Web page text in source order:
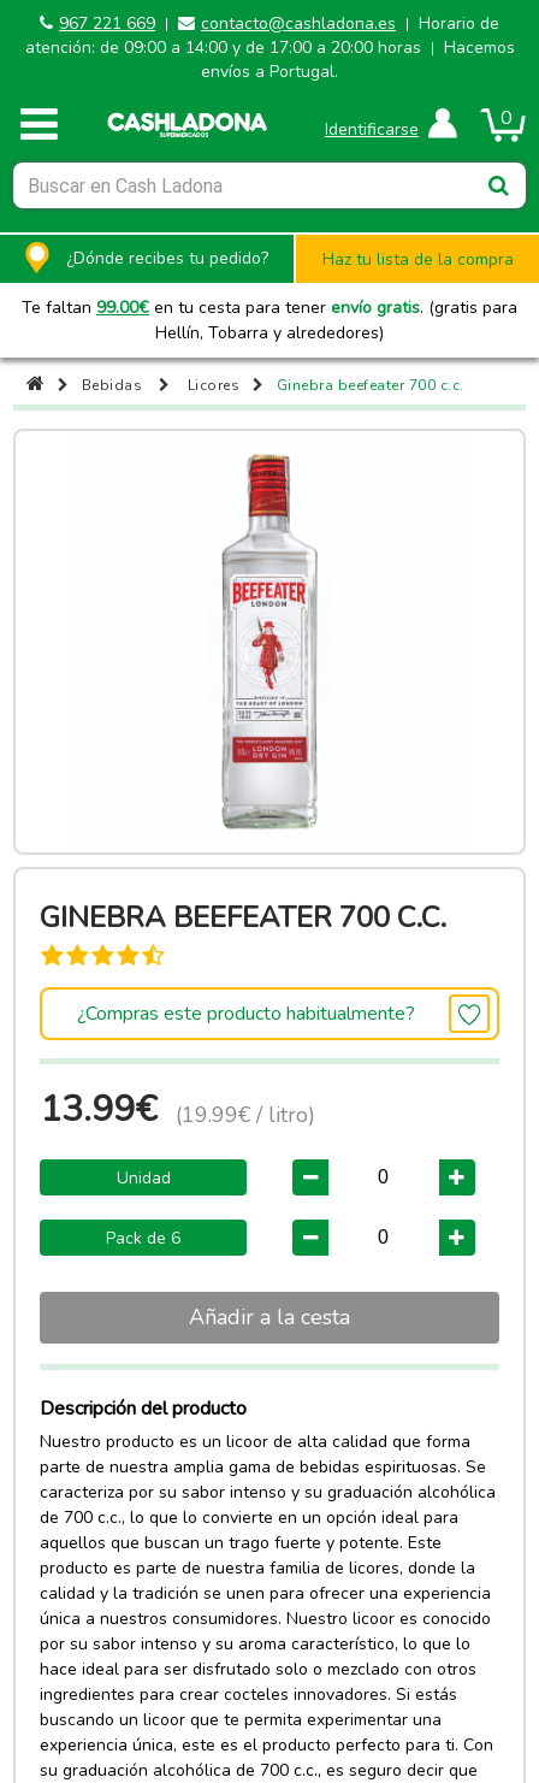
967 221 669 | contacto@cashladona.es | Horario de
atención: de 09:00 a 14:00 y de 17:00 a 20:00 horas
| Hacemos
envíos a Portugal.
0
Identificarse
¿Dónde recibes tu pedido? Haz tu lista de la compra
Te faltan 99.00€ en tu cesta para tener envío gratis. (gratis para
Hellín, Tobarra y alrededores)
Bebidas Licores Ginebra beefeater 700 c.c.
GINEBRA BEEFEATER 700 C.C.
¿Compras este producto habitualmente?
13.99€ (19.99€ / litro)
Unidad
Pack de 6
Añadir a la cesta
Descripción del producto
Nuestro producto es un licoor de alta calidad que forma
parte de nuestra amplia gama de bebidas espirituosas. Se
caracteriza por su sabor intenso y su graduación alcohólica
de 700 c.c., lo que lo convierte en un opción ideal para
aquellos que buscan un trago fuerte y potente. Este
producto es parte de nuestra familia de licores, donde la
calidad y la tradición se unen para ofrecer una experiencia
única a nuestros consumidores. Nuestro licoor es conocido
por su sabor intenso y su aroma característico, lo que lo
hace ideal para ser disfrutado solo o mezclado con otros
ingredientes para crear cocteles innovadores. Si estás
buscando un licoor que te permita experimentar una
experiencia única, este es el producto perfecto para ti. Con
su graduación alcohólica de 700 c.c., es seguro decir que